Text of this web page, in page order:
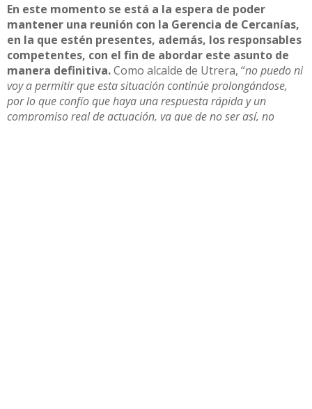
En este momento se está a la espera de poder
mantener una reunión con la Gerencia de Cercanías,
en la que estén presentes, además, los responsables
competentes, con el fin de abordar este asunto de
manera definitiva.Como alcalde de Utrera, “no puedo ni
voy a permitir que esta situación continúe prolongándose,
por lo que confío que haya una respuesta rápida y un
compromiso real de actuación, ya que de no ser así, no